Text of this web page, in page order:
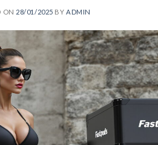
ON 28/01/2025 BYADMIN